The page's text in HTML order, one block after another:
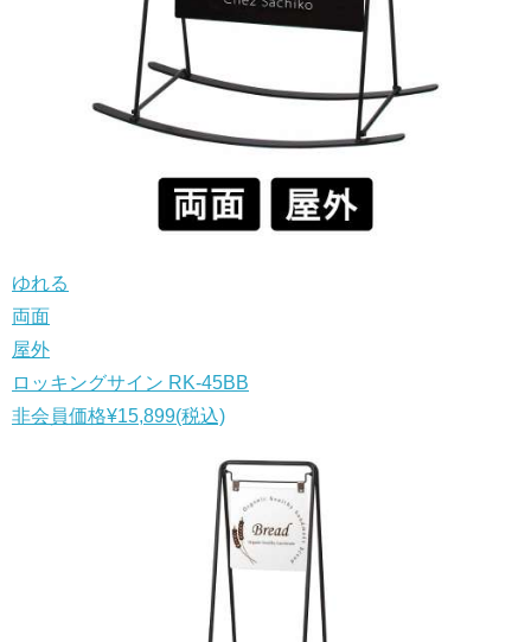
ゆれる
両面
屋外
ロッキングサイン RK-45BB
非会員価格¥15,899(税込)